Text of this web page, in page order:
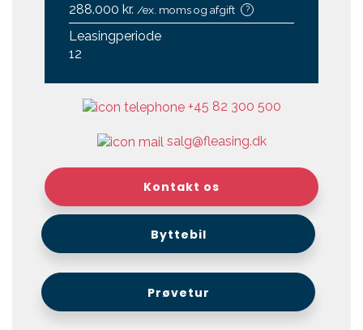
288.000 kr. /ex. moms og afgift ?
Leasingperiode
12
+45 82 300 500
salg@fleasing.dk
Kontakt os
Byttebil
Prøvetur